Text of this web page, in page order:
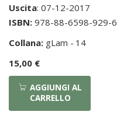
Uscita: 07-12-2017
ISBN: 978-88-6598-929-6
Collana: gLam - 14
15,00 €
AGGIUNGI AL
CARRELLO